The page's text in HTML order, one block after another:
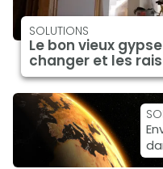
SOLUTIONS
Le bon vieux
changer et les